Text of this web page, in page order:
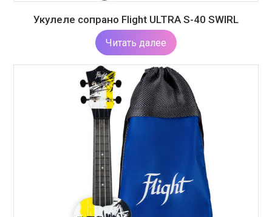
Укулеле сопрано Flight ULTRA S-40 SWIRL
Читать далее